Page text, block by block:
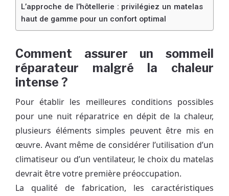
L’approche de l’hôtellerie : privilégiez un matelas
haut de gamme pour un confort optimal
Comment assurer un sommeil
réparateur malgré la chaleur
intense ?
Pour établir les meilleures conditions possibles
pour une nuit réparatrice en dépit de la chaleur,
plusieurs éléments simples peuvent être mis en
œuvre. Avant même de considérer l’utilisation d’un
climatiseur ou d’un ventilateur, le choix du matelas
devrait être votre première préoccupation.
La qualité de fabrication, les caractéristiques